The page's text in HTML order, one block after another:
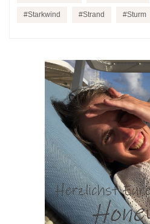
Starkwind Strand Sturm